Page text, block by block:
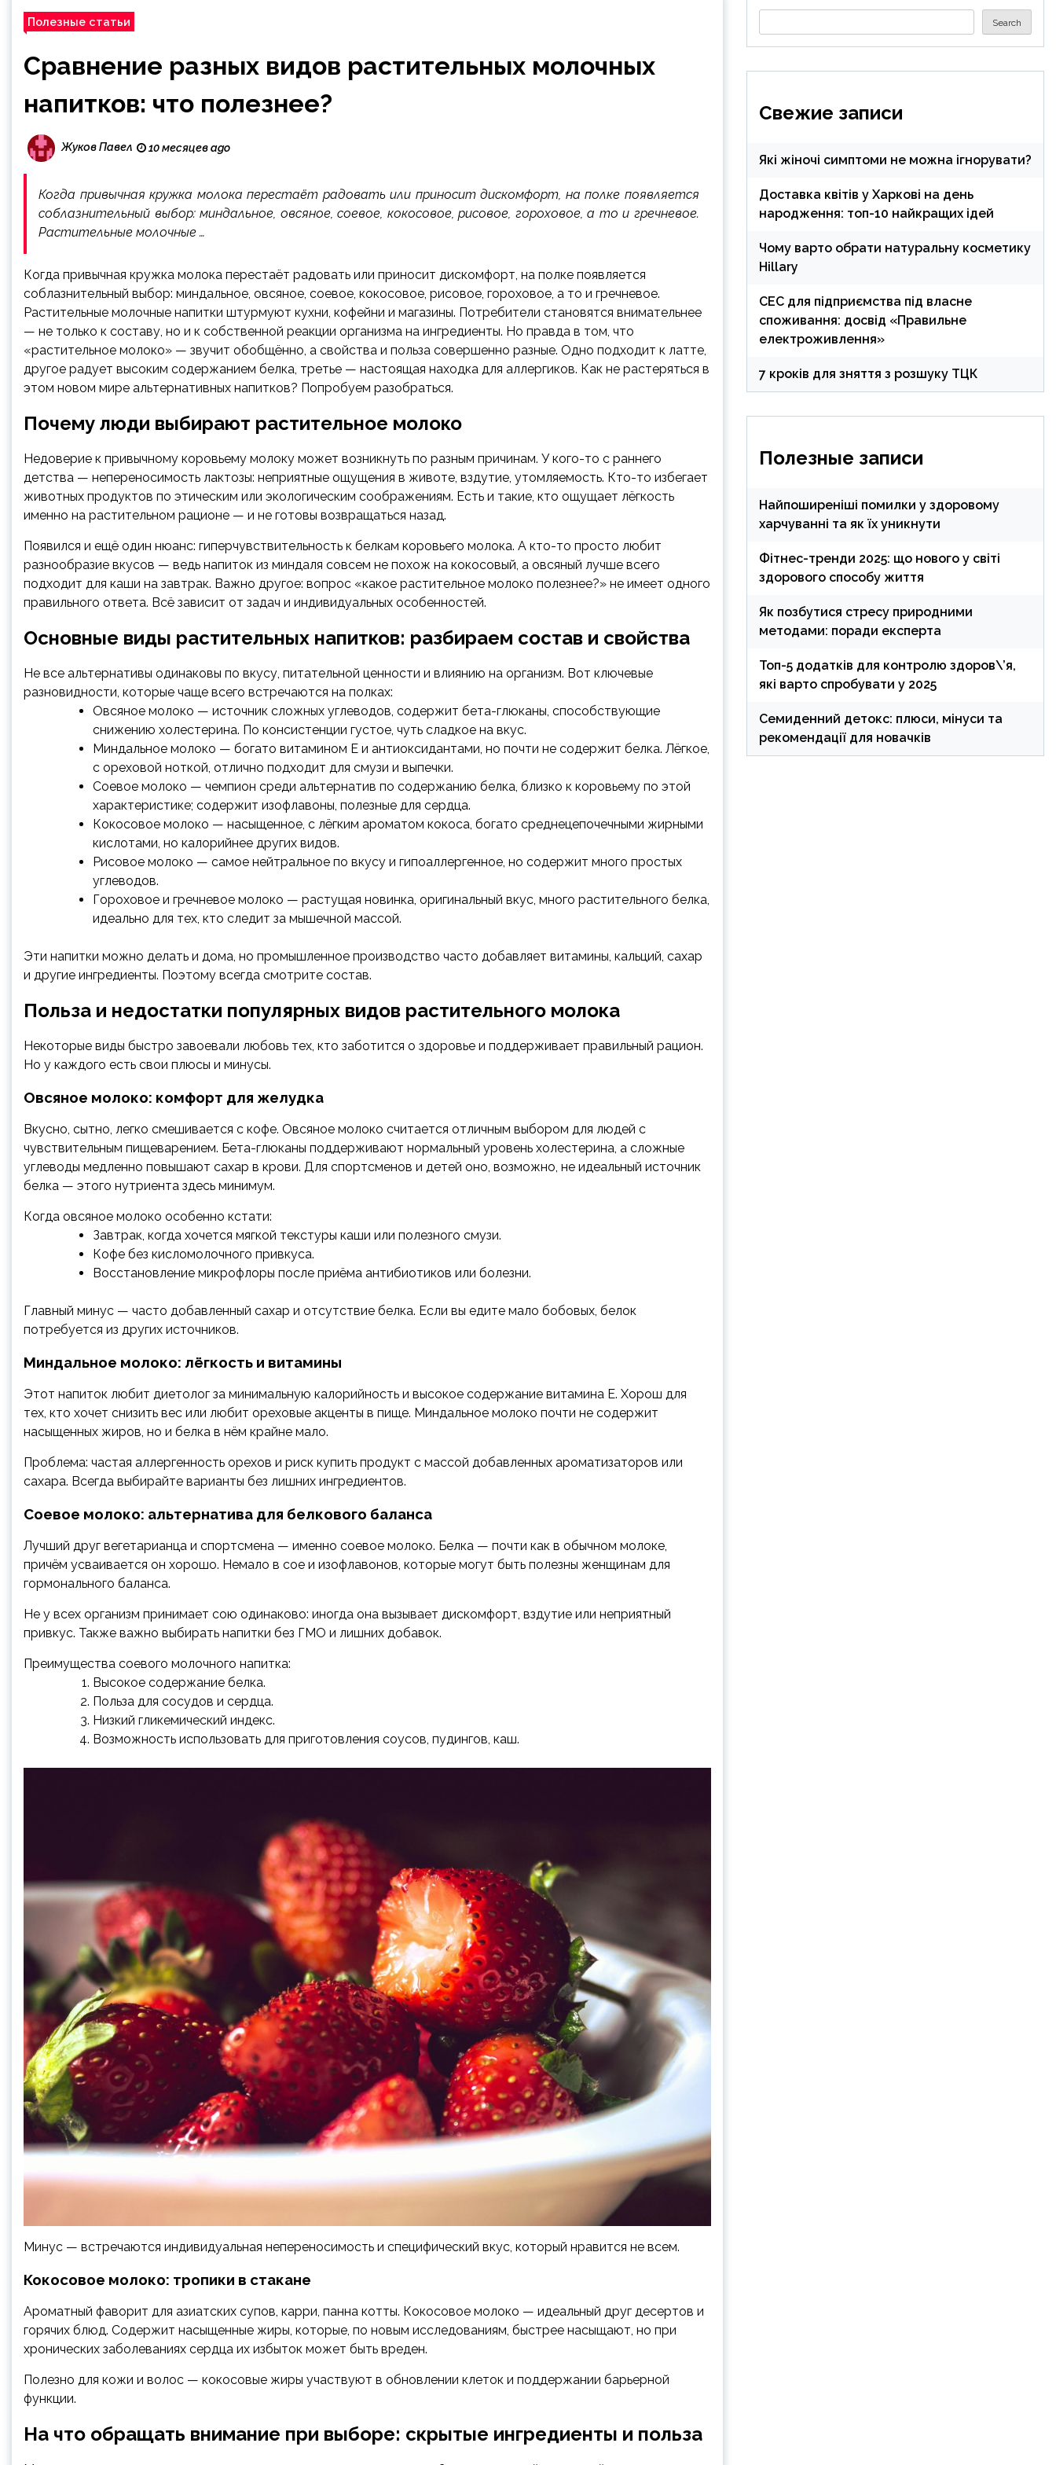
Полезные статьи
Сравнение разных видов растительных молочных
напитков: что полезнее?
Жуков Павел 10 месяцев ago
Когда привычная кружка молока перестаёт радовать или приносит дискомфорт, на полке появляется
соблазнительный выбор: миндальное, овсяное, соевое, кокосовое, рисовое, гороховое, а то и гречневое.
Растительные молочные …
Когда привычная кружка молока перестаёт радовать или приносит дискомфорт, на полке появляется
соблазнительный выбор: миндальное, овсяное, соевое, кокосовое, рисовое, гороховое, а то и гречневое.
Растительные молочные напитки штурмуют кухни, кофейни и магазины. Потребители становятся внимательнее
— не только к составу, но и к собственной реакции организма на ингредиенты. Но правда в том, что
«растительное молоко» — звучит обобщённо, а свойства и польза совершенно разные. Одно подходит к латте,
другое радует высоким содержанием белка, третье — настоящая находка для аллергиков. Как не растеряться в
этом новом мире альтернативных напитков? Попробуем разобраться.
Почему люди выбирают растительное молоко
Недоверие к привычному коровьему молоку может возникнуть по разным причинам. У кого-то с раннего
детства — непереносимость лактозы: неприятные ощущения в животе, вздутие, утомляемость. Кто-то избегает
животных продуктов по этическим или экологическим соображениям. Есть и такие, кто ощущает лёгкость
именно на растительном рационе — и не готовы возвращаться назад.
Появился и ещё один нюанс: гиперчувствительность к белкам коровьего молока. А кто-то просто любит
разнообразие вкусов — ведь напиток из миндаля совсем не похож на кокосовый, а овсяный лучше всего
подходит для каши на завтрак. Важно другое: вопрос «какое растительное молоко полезнее?» не имеет одного
правильного ответа. Всё зависит от задач и индивидуальных особенностей.
Основные виды растительных напитков: разбираем состав и свойства
Не все альтернативы одинаковы по вкусу, питательной ценности и влиянию на организм. Вот ключевые
разновидности, которые чаще всего встречаются на полках:
Овсяное молоко — источник сложных углеводов, содержит бета-глюканы, способствующие
снижению холестерина. По консистенции густое, чуть сладкое на вкус.
Миндальное молоко — богато витамином Е и антиоксидантами, но почти не содержит белка. Лёгкое,
с ореховой ноткой, отлично подходит для смузи и выпечки.
Соевое молоко — чемпион среди альтернатив по содержанию белка, близко к коровьему по этой
характеристике; содержит изофлавоны, полезные для сердца.
Кокосовое молоко — насыщенное, с лёгким ароматом кокоса, богато среднецепочечными жирными
кислотами, но калорийнее других видов.
Рисовое молоко — самое нейтральное по вкусу и гипоаллергенное, но содержит много простых
углеводов.
Гороховое и гречневое молоко — растущая новинка, оригинальный вкус, много растительного белка,
идеально для тех, кто следит за мышечной массой.
Эти напитки можно делать и дома, но промышленное производство часто добавляет витамины, кальций, сахар
и другие ингредиенты. Поэтому всегда смотрите состав.
Польза и недостатки популярных видов растительного молока
Некоторые виды быстро завоевали любовь тех, кто заботится о здоровье и поддерживает правильный рацион.
Но у каждого есть свои плюсы и минусы.
Овсяное молоко: комфорт для желудка
Вкусно, сытно, легко смешивается с кофе. Овсяное молоко считается отличным выбором для людей с
чувствительным пищеварением. Бета-глюканы поддерживают нормальный уровень холестерина, а сложные
углеводы медленно повышают сахар в крови. Для спортсменов и детей оно, возможно, не идеальный источник
белка — этого нутриента здесь минимум.
Когда овсяное молоко особенно кстати:
Завтрак, когда хочется мягкой текстуры каши или полезного смузи.
Кофе без кисломолочного привкуса.
Восстановление микрофлоры после приёма антибиотиков или болезни.
Главный минус — часто добавленный сахар и отсутствие белка. Если вы едите мало бобовых, белок
потребуется из других источников.
Миндальное молоко: лёгкость и витамины
Этот напиток любит диетолог за минимальную калорийность и высокое содержание витамина Е. Хорош для
тех, кто хочет снизить вес или любит ореховые акценты в пище. Миндальное молоко почти не содержит
насыщенных жиров, но и белка в нём крайне мало.
Проблема: частая аллергенность орехов и риск купить продукт с массой добавленных ароматизаторов или
сахара. Всегда выбирайте варианты без лишних ингредиентов.
Соевое молоко: альтернатива для белкового баланса
Лучший друг вегетарианца и спортсмена — именно соевое молоко. Белка — почти как в обычном молоке,
причём усваивается он хорошо. Немало в сое и изофлавонов, которые могут быть полезны женщинам для
гормонального баланса.
Не у всех организм принимает сою одинаково: иногда она вызывает дискомфорт, вздутие или неприятный
привкус. Также важно выбирать напитки без ГМО и лишних добавок.
Преимущества соевого молочного напитка:
Высокое содержание белка.
Польза для сосудов и сердца.
Низкий гликемический индекс.
Возможность использовать для приготовления соусов, пудингов, каш.
Минус — встречаются индивидуальная непереносимость и специфический вкус, который нравится не всем.
Кокосовое молоко: тропики в стакане
Ароматный фаворит для азиатских супов, карри, панна котты. Кокосовое молоко — идеальный друг десертов и
горячих блюд. Содержит насыщенные жиры, которые, по новым исследованиям, быстрее насыщают, но при
хронических заболеваниях сердца их избыток может быть вреден.
Полезно для кожи и волос — кокосовые жиры участвуют в обновлении клеток и поддержании барьерной
функции.
На что обращать внимание при выборе: скрытые ингредиенты и польза
Search
Свежие записи
Які жіночі симптоми не можна ігнорувати?
Доставка квітів у Харкові на день
народження: топ-10 найкращих ідей
Чому варто обрати натуральну косметику
Hillary
СЕС для підприємства під власне
споживання: досвід «Правильне
електроживлення»
7 кроків для зняття з розшуку ТЦК
Полезные записи
Найпоширеніші помилки у здоровому
харчуванні та як їх уникнути
Фітнес-тренди 2025: що нового у світі
здорового способу життя
Як позбутися стресу природними
методами: поради експерта
Топ-5 додатків для контролю здоров\’я,
які варто спробувати у 2025
Семиденний детокс: плюси, мінуси та
рекомендації для новачків